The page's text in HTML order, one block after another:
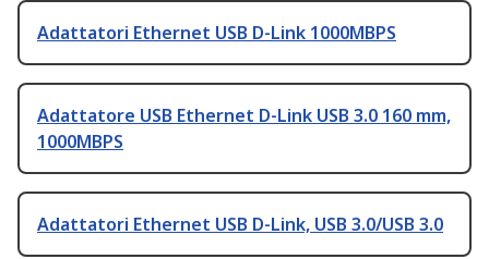
Adattatori Ethernet USB D-Link 1000MBPS
Adattatore USB Ethernet D-Link USB 3.0 160 mm,
1000MBPS
Adattatori Ethernet USB D-Link, USB 3.0/USB 3.0